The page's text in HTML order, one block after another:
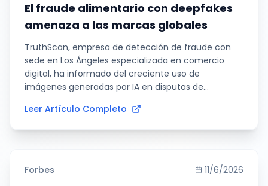
El fraude alimentario con deepfakes
amenaza a las marcas globales
TruthScan, empresa de detección de fraude con
sede en Los Ángeles especializada en comercio
digital, ha informado del creciente uso de
imágenes generadas por IA en disputas de
se utilizan para respaldar reclamaciones por
Leer Artículo Completo
Forbes 11/6/2026